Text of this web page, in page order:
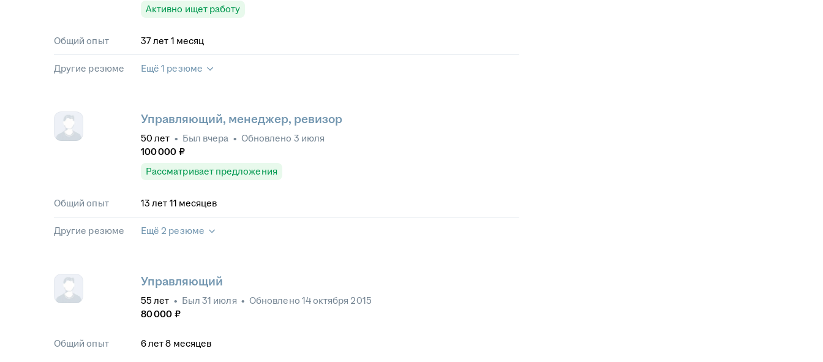
Активно ищет работу
Общий опыт 37лет 1 месяц
Другие резюме Ещё 1 резюме
Управляющий, менеджер, ревизор
50 лет • Был вчера • Обновлено 3 июля
100 000 ₽
Рассматривает предложения
Общий опыт 13 лет 11 месяцев
Другие резюме Ещё 2 резюме
Управляющий
55 лет • Был 31 июля • Обновлено 14 октября 2015
80 000 ₽
Общий опыт 6лет 8 месяцев